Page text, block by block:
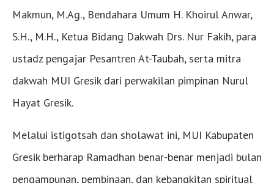
Makmun, M.Ag., Bendahara Umum H. Khoirul Anwar,
S.H., M.H., Ketua Bidang Dakwah Drs. Nur Fakih, para
ustadz pengajar Pesantren At-Taubah, serta mitra
dakwah MUI Gresik dari perwakilan pimpinan Nurul
Hayat Gresik.
Melalui istigotsah dan sholawat ini, MUI Kabupaten
Gresik berharap Ramadhan benar-benar menjadi bulan
pengampunan, pembinaan, dan kebangkitan spiritual